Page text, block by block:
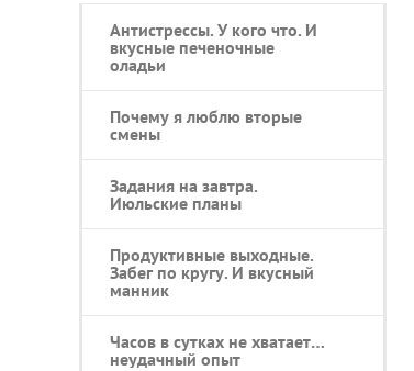
Антистрессы. У кого что. И
вкусные печеночные
оладьи
Почему я люблю вторые
смены
Задания на завтра.
Июльские планы
Продуктивные выходные.
Забег по кругу. И вкусный
манник
Часов в сутках не хватает…
неудачный опыт